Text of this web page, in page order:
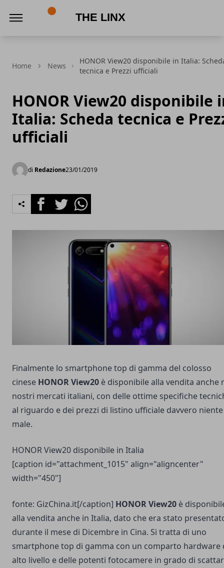
Home News
HONOR View20 disponibile in Italia:
tecnica e Prezzi ufficiali
HONOR View20 disponibile
Italia: Scheda tecnica e
ufficiali
di Redazione23/01/2019
FacebookTwitterWhatsapp
Finalmente lo smartphone top di gamma del colosso
cinese HONOR View20 è disponibile alla vendita anche
nostri mercati italiani, con delle ottime specifiche
al riguardo e dei prezzi di listino ufficiale davvero niente
male.
HONOR View20 disponibile in Italia
[caption id="attachment_1015" align="aligncenter"
width="450"]
fonte: GizChina.it[/caption] HONOR View20 è
alla vendita anche in Italia, dato che era stato
durante il mese di Dicembre in Cina. Si tratta di uno
smartphone top di gamma con un comparto hardware
alto livello e delle potenti fotocamere in grado di